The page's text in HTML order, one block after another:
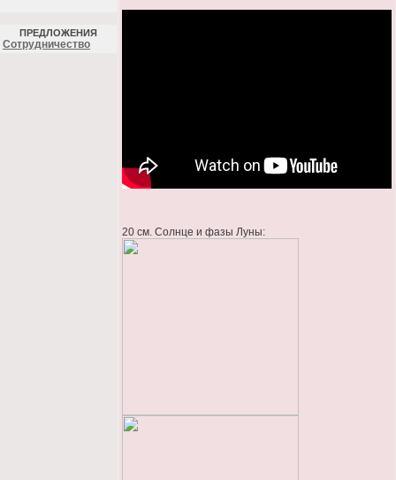
ПРЕДЛОЖЕНИЯ
Cотрудничество
20 см. Солнце и фазы Луны: